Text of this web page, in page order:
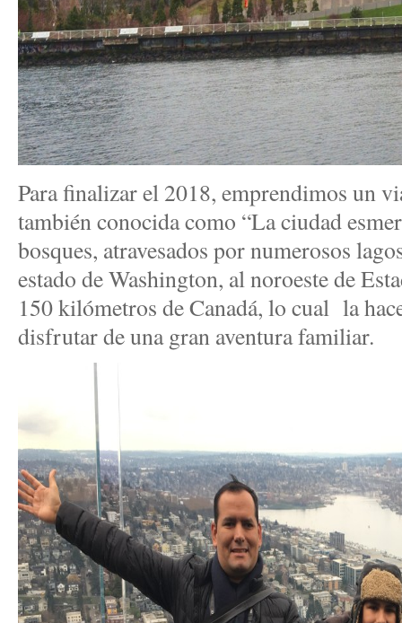
Para finalizar el 2018, emprendimos un
también conocida como “La ciudad
bosques, atravesados por numerosos
estado de Washington, al noroeste de
150 kilómetros de Canadá, lo cual la
disfrutar de una gran aventura familiar.